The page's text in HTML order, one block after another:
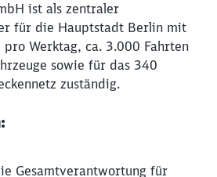
ist als zentraler
für die Hauptstadt Berlin mit
Werktag, ca. 3.000 Fahrten
sowie für das 340
zuständig.
Gesamtverantwortung für